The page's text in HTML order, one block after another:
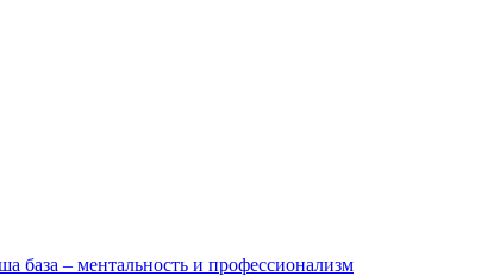
база – ментальность и профессионализм